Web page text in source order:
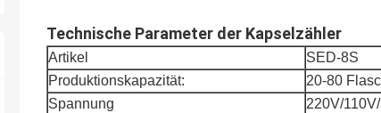
Technische Parameter der Kapselzähler
Artikel
SED-8S
Produktionskapazität:
20-80
Spannung
220V/